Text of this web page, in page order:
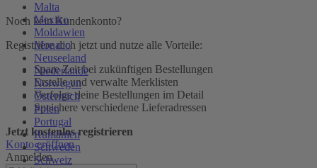
Malta
Mexiko
Moldawien
Monaco
Neuseeland
Niederlande
Norwegen
Österreich
Polen
Portugal
Rumänien
Schweden
Schweiz
Noch kein Kundenkonto?
Registriere dich jetzt und nutze alle Vorteile:
Spare Zeit bei zukünftigen Bestellungen
Erstelle und verwalte Merklisten
Verfolge deine Bestellungen im Detail
Speichere verschiedene Lieferadressen
Jetzt kostenlos registrieren
Konto eröffnen
Anmelden